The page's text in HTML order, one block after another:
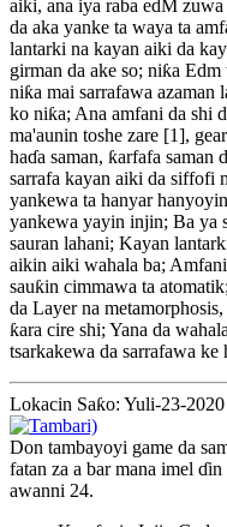
aiki, ana iya raba edM
da aka yanke ta waya ta
lantarki na kayan aiki da
girman da ake so; niƙa
niƙa mai sarrafawa
ko niƙa; Ana amfani da shi
ma'aunin toshe zare [1],
haɗa saman, ƙarfafa saman
sarrafa kayan aiki da siffofi
yankewa ta hanyar
yankewa yayin injin; Ba ya
sauran lahani; Kayan
aikin aiki wahala ba;
sauƙin cimmawa ta
da Layer na
ƙara cire shi; Yana da
tsarkakewa da sarrafawa
Lokacin Saƙo: Yuli-23-2020
Don tambayoyi game da
fatan za a bar mana imel
awanni 24.